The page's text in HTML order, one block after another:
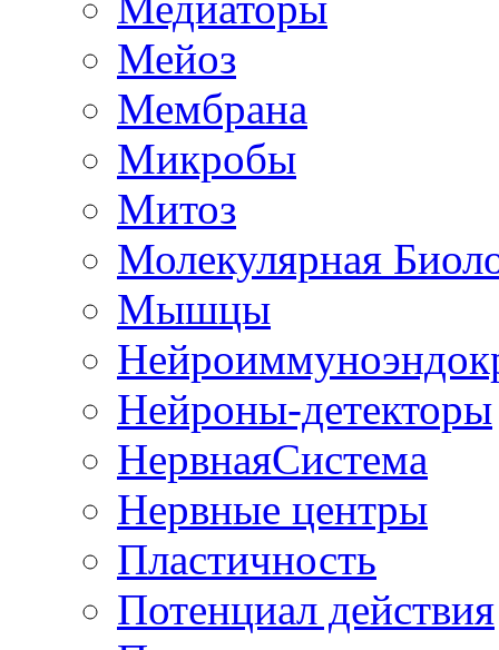
Мейоз
Мембрана
Микробы
Митоз
Молекулярная
Мышцы
Нейроны-детекторы
НервнаяСистема
Нервные центры
Пластичность
Потенциал действия